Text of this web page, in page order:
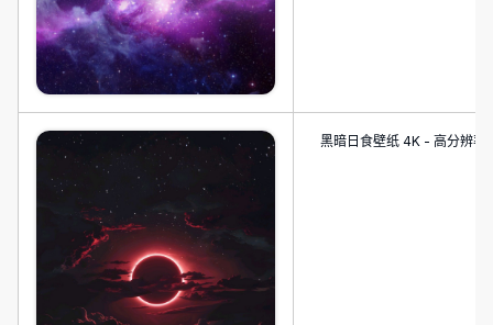
黑暗日食壁纸 4K - 高分辨率